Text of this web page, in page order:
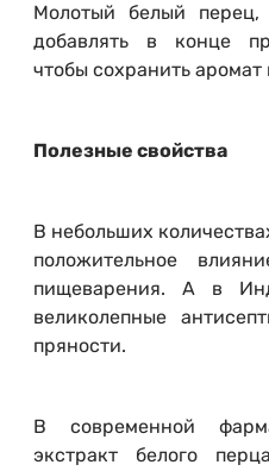
Молотый белый перец,
добавлять в конце
чтобы сохранить аромат
Полезные свойства
В небольших
положительное
пищеварения. А в
великолепные
пряности.
В современной
экстракт белого